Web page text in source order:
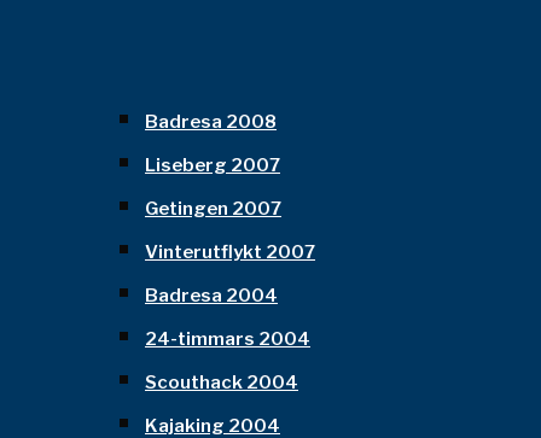
Badresa 2008
Liseberg 2007
Getingen 2007
Vinterutflykt 2007
Badresa 2004
24-timmars 2004
Scouthack 2004
Kajaking 2004